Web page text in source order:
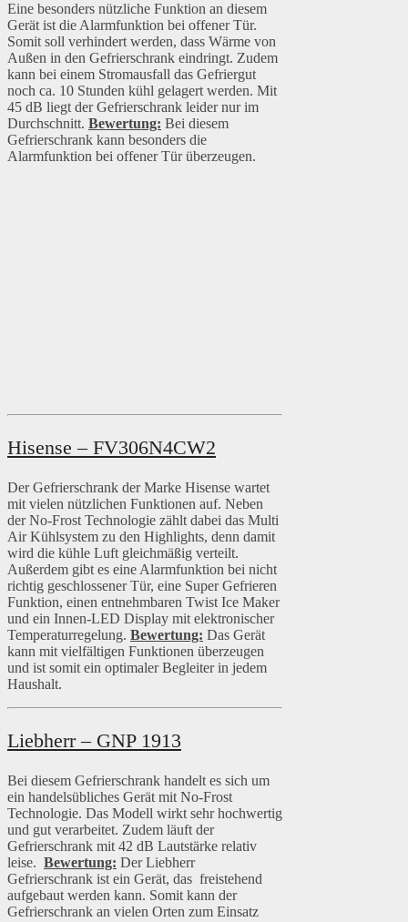
Eine besonders nützliche Funktion an diesem
Gerät ist die Alarmfunktion bei offener Tür.
Somit soll verhindert werden, dass Wärme von
Außen in den Gefrierschrank eindringt. Zudem
kann bei einem Stromausfall das Gefriergut
noch ca. 10 Stunden kühl gelagert werden. Mit
45 dB liegt der Gefrierschrank leider nur im
Durchschnitt. Bewertung: Bei diesem
Gefrierschrank kann besonders die
Alarmfunktion bei offener Tür überzeugen.
Hisense – FV306N4CW2
Der Gefrierschrank der Marke Hisense wartet
mit vielen nützlichen Funktionen auf. Neben
der No-Frost Technologie zählt dabei das Multi
Air Kühlsystem zu den Highlights, denn damit
wird die kühle Luft gleichmäßig verteilt.
Außerdem gibt es eine Alarmfunktion bei nicht
richtig geschlossener Tür, eine Super Gefrieren
Funktion, einen entnehmbaren Twist Ice Maker
und ein Innen-LED Display mit elektronischer
Temperaturregelung. Bewertung: Das Gerät
kann mit vielfältigen Funktionen überzeugen
und ist somit ein optimaler Begleiter in jedem
Haushalt.
Liebherr – GNP 1913
Bei diesem Gefrierschrank handelt es sich um
ein handelsübliches Gerät mit No-Frost
Technologie. Das Modell wirkt sehr hochwertig
und gut verarbeitet. Zudem läuft der
Gefrierschrank mit 42 dB Lautstärke relativ
leise. Bewertung: Der Liebherr
Gefrierschrank ist ein Gerät, das freistehend
aufgebaut werden kann. Somit kann der
Gefrierschrank an vielen Orten zum Einsatz